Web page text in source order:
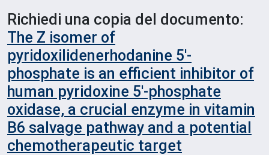
Richiedi una copia del documento:
The Z isomer of
pyridoxilidenerhodanine 5′‐
phosphate is an efficient inhibitor of
human pyridoxine 5′‐phosphate
oxidase, a crucial enzyme in vitamin
B6 salvage pathway and a potential
chemotherapeutic target